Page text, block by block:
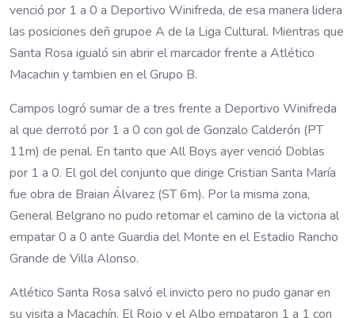
venció por 1 a 0 a Deportivo Winifreda, de esa manera lidera
las posiciones deñ grupoe A de la Liga Cultural. Mientras que
Santa Rosa igualó sin abrir el marcador frente a Atlético
Macachin y tambien en el Grupo B.
Campos logró sumar de a tres frente a Deportivo Winifreda
al que derrotó por 1 a 0 con gol de Gonzalo Calderón (PT
11m) de penal. En tanto que All Boys ayer venció Doblas
por 1 a 0. El gol del conjunto que dirige Cristian Santa María
fue obra de Braian Álvarez (ST 6m). Por la misma zona,
General Belgrano no pudo retomar el camino de la victoria al
empatar 0 a 0 ante Guardia del Monte en el Estadio Rancho
Grande de Villa Alonso.
Atlético Santa Rosa salvó el invicto pero no pudo ganar en
su visita a Macachín. El Rojo y el Albo empataron 1 a 1 con